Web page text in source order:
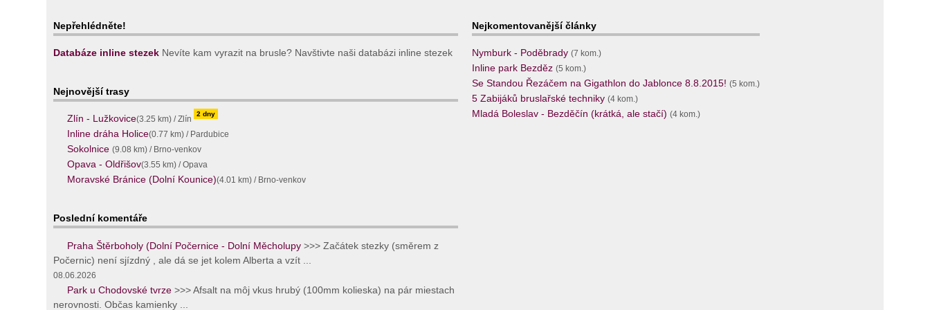
Nepřehlédněte!
Databáze inline stezek Nevíte kam vyrazit na brusle? Navštivte naši databázi inline stezek
Nejnovější trasy
Zlín - Lužkovice(3.25 km) / Zlín
2 dny
Inline dráha Holice(0.77 km) / Pardubice
Sokolnice(9.08 km) / Brno-venkov
Opava - Oldřišov(3.55 km) / Opava
Moravské Bránice (Dolní Kounice)(4.01 km) / Brno-venkov
Poslední komentáře
Praha Štěrboholy (Dolní Počernice - Dolní Měcholupy >>> Začátek stezky (směrem z
Počernic) není sjízdný , ale dá se jet kolem Alberta a vzít ...
08.06.2026
Park u Chodovské tvrze >>> Afsalt na môj vkus hrubý (100mm kolieska) na pár miestach
nerovnosti. Občas kamienky ...
Nejkomentovanější články
Nymburk - Poděbrady (7 kom.)
Inline park Bezděz (5 kom.)
Se Standou Řezáčem na Gigathlon do Jablonce 8.8.2015! (5 kom.)
5 Zabijáků bruslařské techniky (4 kom.)
Mladá Boleslav - Bezděčín (krátká, ale stačí) (4 kom.)